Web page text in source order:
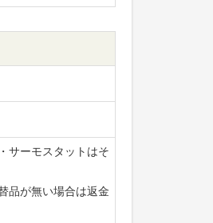
サーモスタットはそ
品が無い場合は返金